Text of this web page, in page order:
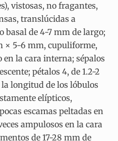
vistosas, no fragantes,
translúcidas a
de 4-7 mm de largo;
× 5-6 mm, cupuliforme,
en la cara interna; sépalos
pétalos 4, de 1.2-2
la longitud de los lóbulos
elípticos,
escamas peltadas en
ampulosos en la cara
de 17-28 mm de